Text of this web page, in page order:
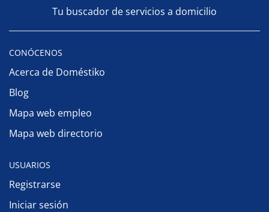
Tu buscador de servicios a domicilio
CONÓCENOS
Acerca de Doméstiko
Blog
Mapa web empleo
Mapa web directorio
USUARIOS
Registrarse
Iniciar sesión